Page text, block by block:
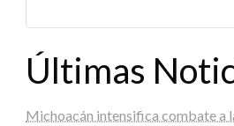
Últimas
Michoacán intensifica combate a